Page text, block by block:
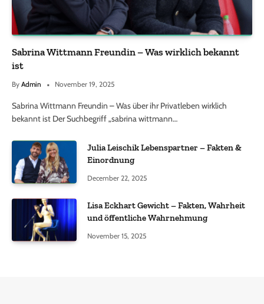
Sabrina Wittmann Freundin – Was wirklich bekannt
ist
By Admin November 19, 2025
Sabrina Wittmann Freundin – Was über ihr Privatleben wirklich
bekannt ist Der Suchbegriff „sabrina wittmann…
Julia Leischik Lebenspartner – Fakten &
Einordnung
December 22, 2025
Lisa Eckhart Gewicht – Fakten, Wahrheit
und öffentliche Wahrnehmung
November 15, 2025